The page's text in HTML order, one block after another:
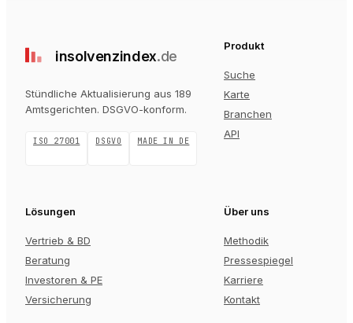
insolvenzindex.de
Stündliche Aktualisierung aus 189
Amtsgerichten. DSGVO-konform.
ISO 27001 DSGVO MADE IN DE
Produkt
Suche
Karte
Branchen
API
Lösungen
Vertrieb & BD
Beratung
Investoren & PE
Versicherung
Über uns
Methodik
Pressespiegel
Karriere
Kontakt